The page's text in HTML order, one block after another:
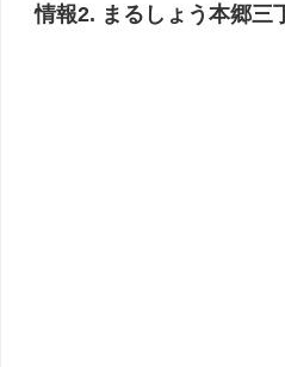
情報2. まるしょう本郷三